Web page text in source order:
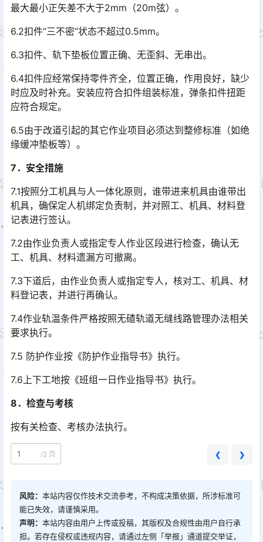
最大最小正矢差不大于2mm（20m弦）。󠅅󠅃󠄵󠅂󠄪󠇖󠆨󠆨󠇕󠆞󠆒󠅬󠇘󠆭󠆘󠇙󠆝󠅵󠇗󠆭󠆁󠄐󠇗󠅹󠅸󠇖󠆍󠅳󠇖󠅹󠅰󠇖󠆌󠅹
6.2扣件“三不密”状态不超过0.5mm。
6.3扣件、轨下垫板位置正确、无歪斜、无串出。
6.4扣件应经常保持零件齐全，位置正确，作用良好，缺少
时应及时补充。安装应符合扣件组装标准，弹条扣件扭距
应符合规定。
6.5由于改道引起的其它作业项目必须达到整修标准（如绝
缘缓冲垫板等）。
7．安全措施
7.1按照分工机具与人一体化原则，谁带进来机具由谁带出
机具，确保定人机绑定负责制，并对照工、机具、材料登
记表进行签认。
7.2由作业负责人或指定专人作业区段进行检查，确认无
工、机具、材料遗漏方可撤离。
7.3下道后，由作业负责人或指定专人，核对工、机具、材
料登记表，并进行再确认。
7.4作业轨温条件严格按照无碴轨道无缝线路管理办法相关
要求执行。
7.5 防护作业按《防护作业指导书》执行。
7.6上下工地按《班组一日作业指导书》执行。
8．检查与考核
按有关检查、考核办法执行。
/2 页 ❮ ❯
风险： 本站内容仅作技术交流参考，不构成决策依据，所涉标准可
能已失效，请谨慎采用。
声明： 本站内容由用户上传或投稿，其版权及合规性由用户自行承
担。若存在侵权或违规内容，请通过左侧「举报」通道提交举证，